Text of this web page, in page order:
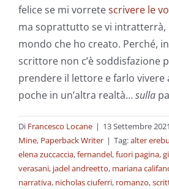
felice se mi vorretescrivere le
ma soprattutto se vi intratterrà,
mondo che ho creato. Perché,
scrittore non c’è soddisfazione
prendere il lettore e farlo vivere
poche in un’altra realtà…sulla
Di Francesco Locane | 13 Settembre 2021
Mine, Paperback Writer | Tag:alter
elena zuccaccia,fernandel,fuori pagina,
verasani, jadel andreetto, mariana
narrativa, nicholas ciuferri, romanzo,